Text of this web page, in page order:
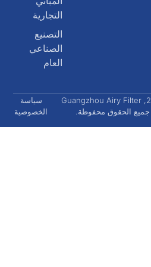
التجارية
التصنيع
الصناعي
العام
حقوق الطبع والنشر © 2026, Guangzhou Airy Filter
سياسة
الخصوصية